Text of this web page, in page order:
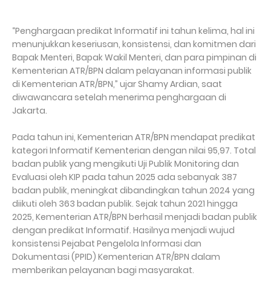
“Penghargaan predikat Informatif ini tahun kelima, hal ini
menunjukkan keseriusan, konsistensi, dan komitmen dari
Bapak Menteri, Bapak Wakil Menteri, dan para pimpinan di
Kementerian ATR/BPN dalam pelayanan informasi publik
di Kementerian ATR/BPN,” ujar Shamy Ardian, saat
diwawancara setelah menerima penghargaan di
Jakarta.
Pada tahun ini, Kementerian ATR/BPN mendapat predikat
kategori Informatif Kementerian dengan nilai 95,97. Total
badan publik yang mengikuti Uji Publik Monitoring dan
Evaluasi oleh KIP pada tahun 2025 ada sebanyak 387
badan publik, meningkat dibandingkan tahun 2024 yang
diikuti oleh 363 badan publik. Sejak tahun 2021 hingga
2025, Kementerian ATR/BPN berhasil menjadi badan publik
dengan predikat Informatif. Hasilnya menjadi wujud
konsistensi Pejabat Pengelola Informasi dan
Dokumentasi (PPID) Kementerian ATR/BPN dalam
memberikan pelayanan bagi masyarakat.